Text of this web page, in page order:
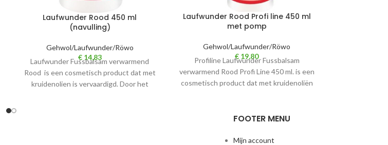
Laufwunder Rood 450 ml
(navulling)
Gehwol/Laufwunder/Röwo
€14,83
Laufwunder Fussbalsam verwarmend
Rood is een cosmetisch product dat met
kruidenolien is vervaardigd. Door het
Laufwunder Rood Profi line 450 ml
met pomp
Gehwol/Laufwunder/Röwo
€ 19,80
Profiline Laufwunder Fussbalsam
verwarmend Rood Profi Line 450 ml. is een
cosmetisch product dat met kruidenoliën
FOOTER MENU
Mijn account